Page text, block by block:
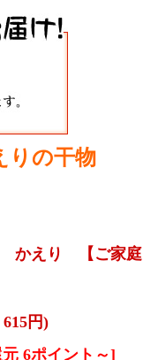
りの干物
かえり 【ご家庭
円)
6ポイント～]